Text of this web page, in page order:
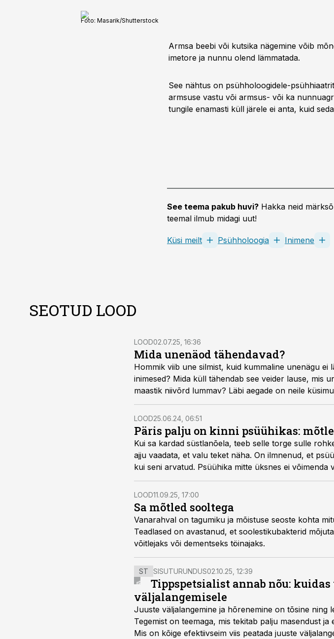
Foto: Masarik/Shutterstock
Armsa beebi või kutsika nägemine võib
imetore ja nunnu olend lämmatada.
See nähtus on psühholoogidele-
armsuse vastu või armsus- või ka
tungile enamasti küll järele ei anta, kuid
See teema pakub huvi? Hakka neid
teemal ilmub midagi uut!
Küsi meilt Psühholoogia Inimene
SEOTUD LOOD
LOOD02.07.25, 16:36
Mida unenäod tähendavad?
Hommik viib une silmist, kuid kummaline unenägu ei
inimesed? Mida küll tähendab see veider lause, mis
maastik niivõrd lummav? Läbi aegade on neile
teadmamehed kui ka teadlased.
LOOD25.06.24, 06:51
Päris palju on kinni psüühikas:
Kui sa kardad süstlanõela, teeb selle torge sulle
ajju vaadata, et valu teket näha. On ilmnenud, et
kui seni arvatud. Psüühika mitte üksnes ei
LOOD11.09.25, 17:00
Sa mõtled sooltega
Vanarahval on tagumiku ja mõistuse seoste kohta
Teadlased on avastanud, et soolestikubakterid
võitlejaks või dementseks töinajaks.
ST SISUTURUNDUS02.10.25, 12:39
Tippspetsialist annab nõu:
väljalangemisele
Juuste väljalangemine ja hõrenemine on tõsine ning
Tegemist on teemaga, mis tekitab palju masendust
Mis on kõige efektiivseim viis peatada juuste